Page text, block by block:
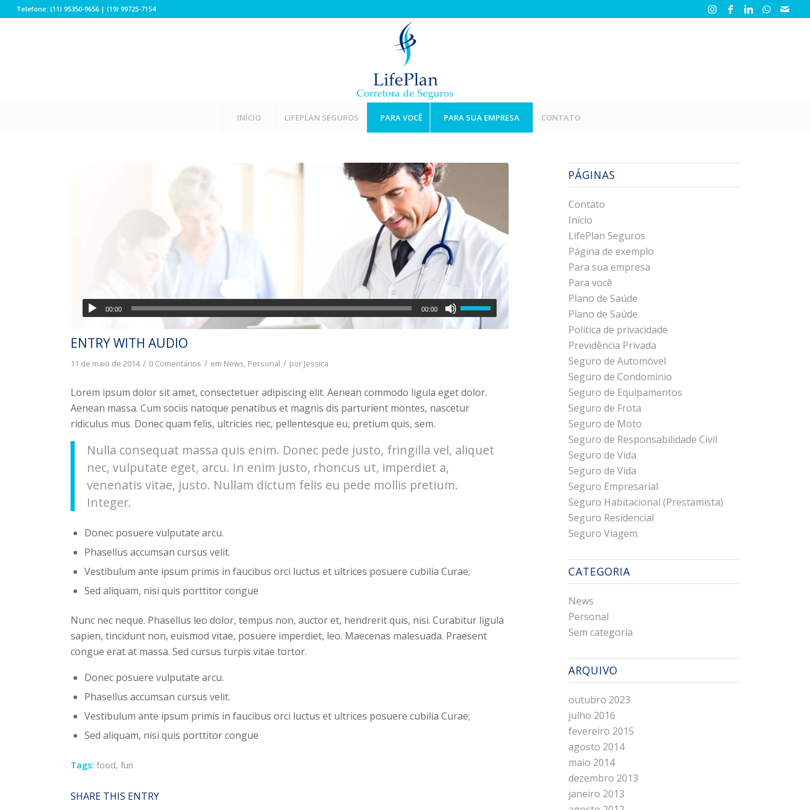
Telefone: (11) 95350-9656 | (19) 99725-7154
INÍCIO LIFEPLAN SEGUROS PARA VOCÊ PARA SUA EMPRESA CONTATO
00:00 00:00
ENTRY WITH AUDIO
11 de maio de 2014 / 0 Comentários / em News, Personal / por Jessica
Lorem ipsum dolor sit amet, consectetuer adipiscing elit. Aenean commodo ligula eget dolor.
Aenean massa. Cum sociis natoque penatibus et magnis dis parturient montes, nascetur
ridiculus mus. Donec quam felis, ultricies nec, pellentesque eu, pretium quis, sem.
Nulla consequat massa quis enim. Donec pede justo, fringilla vel, aliquet
nec, vulputate eget, arcu. In enim justo, rhoncus ut, imperdiet a,
venenatis vitae, justo. Nullam dictum felis eu pede mollis pretium.
Integer.
Donec posuere vulputate arcu.
Phasellus accumsan cursus velit.
Vestibulum ante ipsum primis in faucibus orci luctus et ultrices posuere cubilia Curae;
Sed aliquam, nisi quis porttitor congue
Nunc nec neque. Phasellus leo dolor, tempus non, auctor et, hendrerit quis, nisi. Curabitur ligula
sapien, tincidunt non, euismod vitae, posuere imperdiet, leo. Maecenas malesuada. Praesent
congue erat at massa. Sed cursus turpis vitae tortor.
Donec posuere vulputate arcu.
Phasellus accumsan cursus velit.
Vestibulum ante ipsum primis in faucibus orci luctus et ultrices posuere cubilia Curae;
Sed aliquam, nisi quis porttitor congue
Tags: food,fun
SHARE THIS ENTRY
PÁGINAS
Contato
Início
LifePlan Seguros
Página de exemplo
Para sua empresa
Para você
Plano de Saúde
Plano de Saúde
Política de privacidade
Previdência Privada
Seguro de Automóvel
Seguro de Condomínio
Seguro de Equipamentos
Seguro de Frota
Seguro de Moto
Seguro de Responsabilidade Civil
Seguro de Vida
Seguro de Vida
Seguro Empresarial
Seguro Habitacional (Prestamista)
Seguro Residencial
Seguro Viagem
CATEGORIA
News
Personal
Sem categoria
ARQUIVO
outubro 2023
julho 2016
fevereiro 2015
agosto 2014
maio 2014
dezembro 2013
janeiro 2013